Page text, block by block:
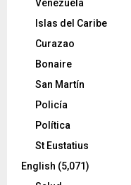
Venezuela
Islas del Caribe
Curazao
Bonaire
San Martín
Policía
Política
St Eustatius
English (5,071)